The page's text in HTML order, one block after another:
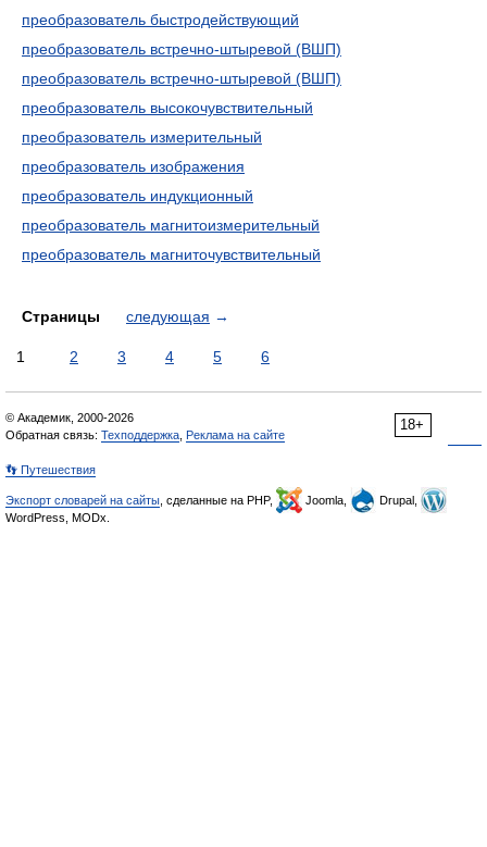
преобразователь быстродействующий
преобразователь встречно-штыревой (ВШП)
преобразователь встречно-штыревой (ВШП)
преобразователь высокочувствительный
преобразователь измерительный
преобразователь изображения
преобразователь индукционный
преобразователь магнитоизмерительный
преобразователь магниточувствительный
Страницы следующая →
1 2 3 4 5 6
18+
© Академик, 2000-2026
Обратная связь: Техподдержка Реклама на сайте
👣 Путешествия
Экспорт словарей на сайты , сделанные на PHP, Joomla,
Drupal,
WordPress, MODx.